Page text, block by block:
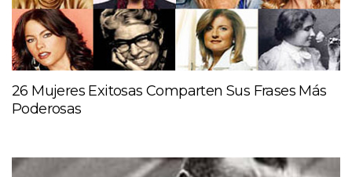
26 Mujeres Exitosas Comparten Sus Frases Más
Poderosas